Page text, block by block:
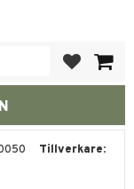
Tillverkare